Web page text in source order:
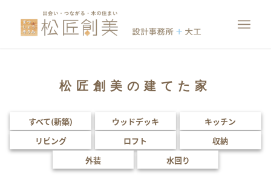
松匠創美の建てた家
すべて(新築) ウッドデッキ
キッチン
リビング
ロフト
収納
外装
水回り